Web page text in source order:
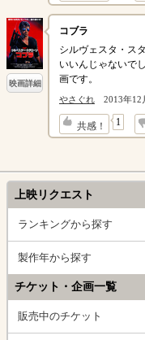
映画詳細
コブラ
シルヴェスタ・ス
いいんじゃないで
画です。
やさぐれ 2013年12
共感！ 1
↓
上映リクエスト
ランキングから探す
製作年から探す
チケット・企画一覧
販売中のチケット